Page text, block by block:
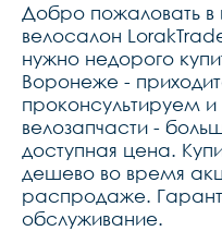
Добро пожаловать в
велосалон
нужно недорого
Воронеже -
проконсультируем
велозапчасти -
доступная цена.
дешево во время
распродаже.
обслуживание.